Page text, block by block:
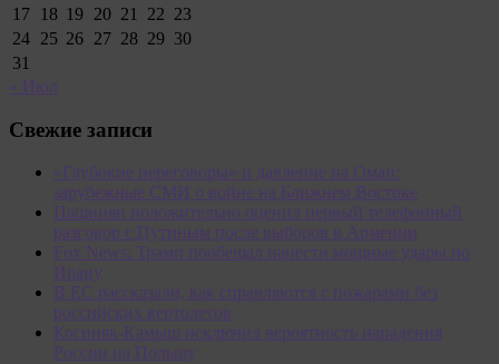
17
18 19 20 21 22 23
24 25 26 27 28 29 30
31
« Июл
Свежие записи
«Глубокие переговоры» и давление на Оман:
зарубежные СМИ о войне на Ближнем Востоке
Пашинян положительно оценил первый телефонный
разговор с Путиным после выборов в Армении
Fox News: Трамп пообещал нанести мощные удары по
Ирану
В ЕС рассказали, как справляются с пожарами без
российских вертолетов
Косиняк-Камыш исключил вероятность нападения
России на Польшу